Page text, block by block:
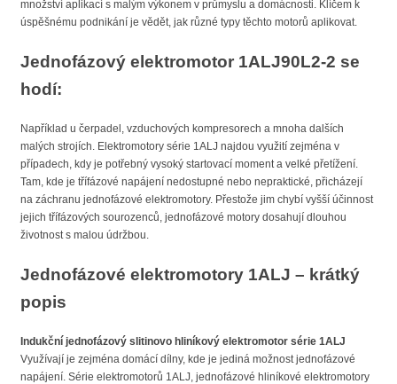
množství aplikací s malým výkonem v průmyslu a domácnosti. Klíčem k
úspěšnému podnikání je vědět, jak různé typy těchto motorů aplikovat.
Jednofázový elektromotor 1ALJ90L2-2 se
hodí:
Například u čerpadel, vzduchových kompresorech a mnoha dalších
malých strojích. Elektromotory série 1ALJ najdou využití zejména v
případech, kdy je potřebný vysoký startovací moment a velké přetížení.
Tam, kde je třífázové napájení nedostupné nebo nepraktické, přicházejí
na záchranu jednofázové elektromotory. Přestože jim chybí vyšší účinnost
jejich třífázových sourozenců, jednofázové motory dosahují dlouhou
životnost s malou údržbou.
Jednofázové elektromotory 1ALJ – krátký
popis
Indukční jednofázový slitinovo hliníkový elektromotor série 1ALJ
Využívají je zejména domácí dílny, kde je jediná možnost jednofázové
napájení. Série elektromotorů 1ALJ, jednofázové hliníkové elektromotory